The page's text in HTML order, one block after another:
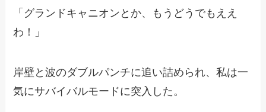
「グランドキャニオンとか、もうどうでもええ
わ！」
岸壁と波のダブルパンチに追い詰められ、私は一
気にサバイバルモードに突入した。